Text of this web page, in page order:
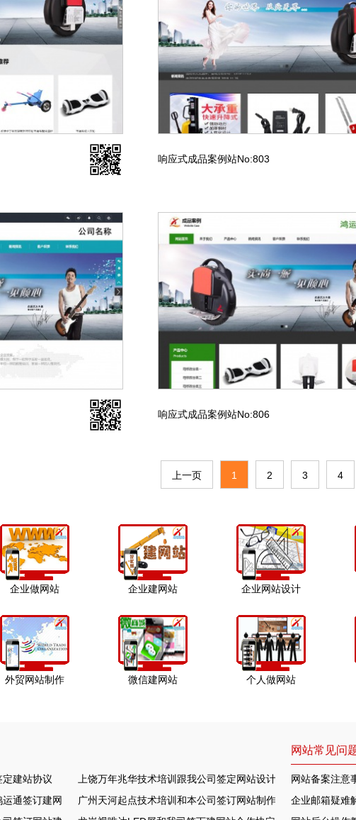
响应式成品案例站No:803
响应式成品案例站No:806
上一页 1 2 3 4
企业做网站 企业建网站 企业网站设计
外贸网站制作 微信建网站 个人做网站
建站协议
上饶万年兆华技术培训跟我公司签定网站设计合作协定
通签订建网站项目广州天河起点技术培训和本公司签订网站制作协议
网站常见问
网站备案注意
企业邮箱疑难